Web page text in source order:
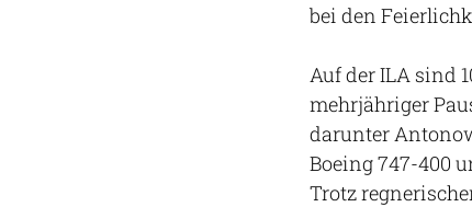
bei den
Auf der ILA sind
mehrjähriger
darunter
Boeing 747-400
Trotz